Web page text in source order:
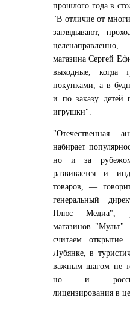
прошлого года в
"В отличие от
заглядывают,
целенаправленно, —
магазина Сергей
выходные, когда
покупками, а в
и по заказу детей
игрушки".
"Отечественная
набирает
но и за
развивается и
товаров, —
генеральный
Плюс Медиа",
магазинов
считаем
Лубянке, в
важным шагом не
но и
лицензирования в